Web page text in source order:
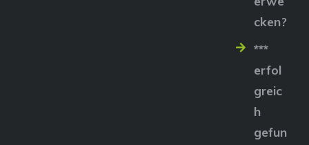
cken?
***
erfol
greic
h
gefun